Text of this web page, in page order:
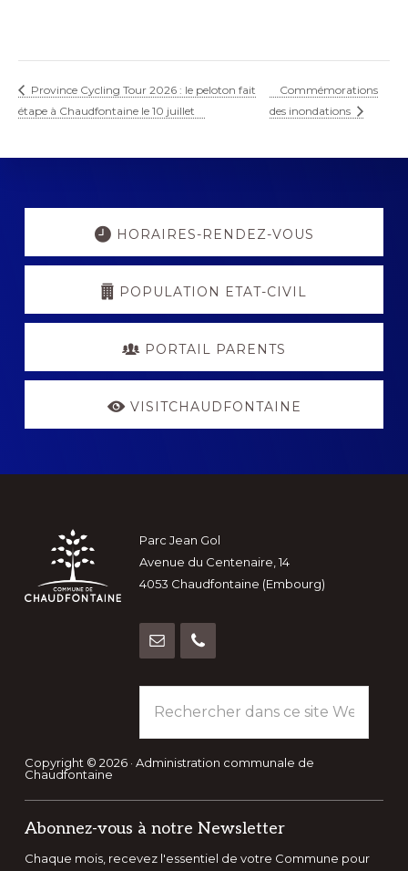
Province Cycling Tour 2026 : le peloton fait
étape à Chaudfontaine le 10 juillet
Commémorations
des inondations
Explore
HORAIRES-RENDEZ-VOUS
POPULATION ETAT-CIVIL
PORTAIL PARENTS
VISITCHAUDFONTAINE
Footer
Parc Jean Gol
Avenue du Centenaire, 14
4053 Chaudfontaine (Embourg)
dans
ce
site
Copyright © 2026 · Administration communale de
Chaudfontaine
Abonnez-vous à notre Newsletter
Chaque mois, recevez l'essentiel de votre Commune pour